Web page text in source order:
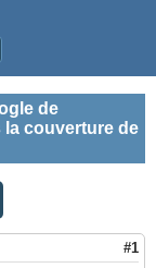
de
couverture de
#1